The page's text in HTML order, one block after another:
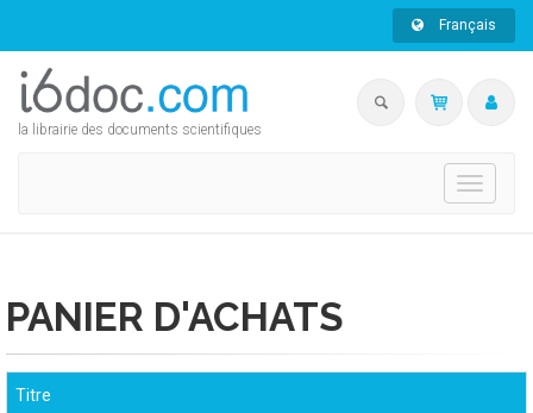
Français
la librairie des documents scientifiques
Toggle
PANIER D'ACHATS
Titre